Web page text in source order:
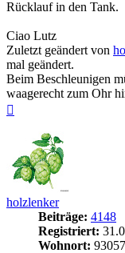
Rücklauf in den Tank.
Ciao Lutz
Zuletzt geändert von
mal geändert.
Beim Beschleunigen
waagerecht zum Ohr
holzlenker
Beiträge: 4148
Registriert:
Wohnort: